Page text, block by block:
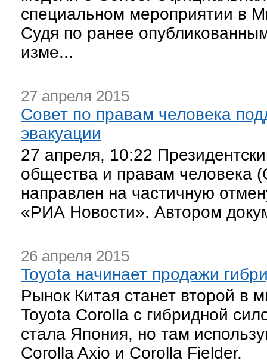
специальном мероприятии в
Судя по ранее
изме...
27 апреля 2015
Совет по правам человека
эвакуации
27 апреля, 10:22
общества и правам человека
направлен на частичную
«РИА Новости». Автором
26 апреля 2015
Toyota начинает продажи
Рынок Китая станет второй в
Toyota Corolla с гибридной
стала Япония, но там
Corolla Axio и Corolla Fielder.